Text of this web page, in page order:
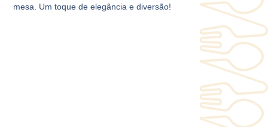
mesa. Um toque de elegância e diversão!